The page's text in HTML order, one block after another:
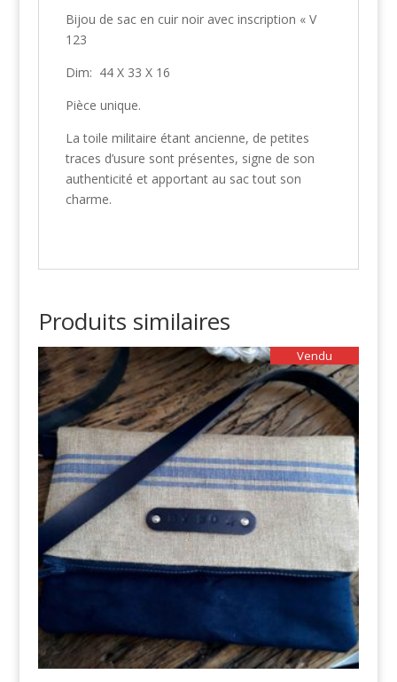
Bijou de sac en cuir noir avec inscription « V
123
Dim: 44 X 33 X 16
Pièce unique.
La toile militaire étant ancienne, de petites
traces d’usure sont présentes, signe de son
authenticité et apportant au sac tout son
charme.
Produits similaires
Vendu